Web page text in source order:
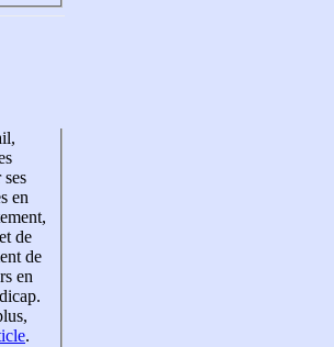
en
de
de
en
.